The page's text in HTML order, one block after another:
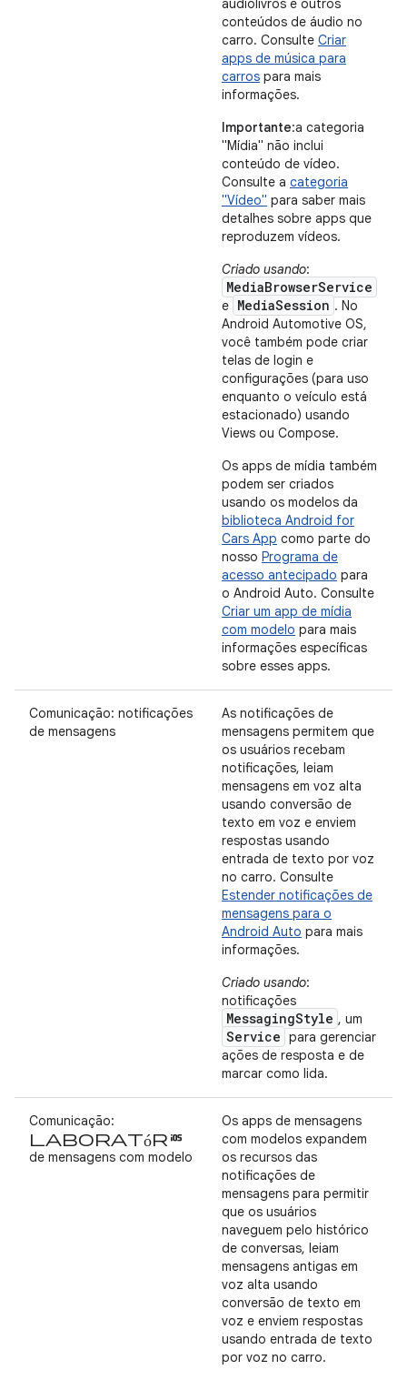
conteúdos de áudio no
carro. Consulte Criar
apps de música para
carros para mais
informações.
Importante:a categoria
"Mídia" não inclui
conteúdo de vídeo.
Consulte a categoria
"Vídeo" para saber mais
detalhes sobre apps que
reproduzem vídeos.
Criado usando:
MediaBrowserService
e MediaSession . No
Android Automotive OS,
você também pode criar
telas de login e
configurações (para uso
enquanto o veículo está
estacionado) usando
Views ou Compose.
Os apps de mídia também
podem ser criados
usando os modelos da
biblioteca Android for
Cars App como parte do
nosso Programa de
acesso antecipado para
o Android Auto. Consulte
Criar um app de mídia
com modelo para mais
informações específicas
sobre esses apps.
Comunicação: notificações
de mensagens
As notificações de
mensagens permitem que
os usuários recebam
notificações, leiam
mensagens em voz alta
usando conversão de
texto em voz e enviem
respostas usando
entrada de texto por voz
no carro. Consulte
Estender notificações de
mensagens para o
Android Auto para mais
informações.
Criado usando:
notificações
MessagingStyle , um
Service para gerenciar
ações de resposta e de
marcar como lida.
Comunicação:
laboratórios
de mensagens com modelo
Os apps de mensagens
com modelos expandem
os recursos das
notificações de
mensagens para permitir
que os usuários
naveguem pelo histórico
de conversas, leiam
mensagens antigas em
voz alta usando
conversão de texto em
voz e enviem respostas
usando entrada de texto
por voz no carro.